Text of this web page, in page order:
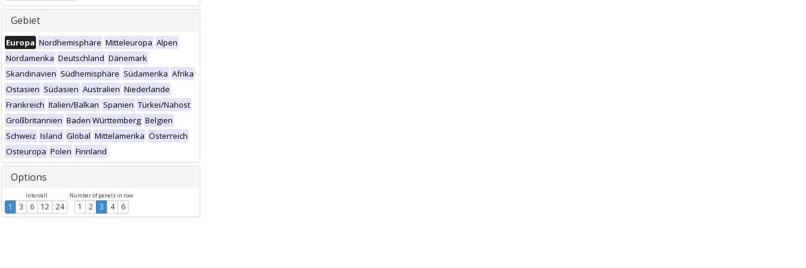
Gebiet
Europa Nordhemisphäre Mitteleuropa Alpen
Nordamerika Deutschland Dänemark
Skandinavien Südhemisphäre Südamerika Afrika
Ostasien Südasien Australien Niederlande
Frankreich Italien/Balkan Spanien Türkei/Nahost
Großbritannien Baden Württemberg Belgien
Schweiz Island Global Mittelamerika Österreich
Osteuropa Polen Finnland
Options
Intervall
1 3 6 12 24
Number of panels in row
1 2 3 4 6